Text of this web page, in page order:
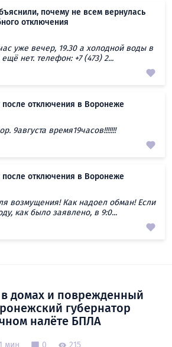
почему не всем вернулась
отключения
уже вечер, 19.30 а холодной воды в
нет. телефон: +7 (473) 2...
после отключения в Воронеже
9августа время19часов!!!!!!!
после отключения в Воронеже
возмущения! Как надоел обман! Если
как было заявлено, в 9:0...
домах и поврежденный
губернатор
налёте БПЛА
1 мин 0 215